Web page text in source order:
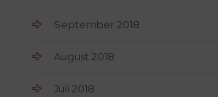
September 2018
August 2018
Juli 2018